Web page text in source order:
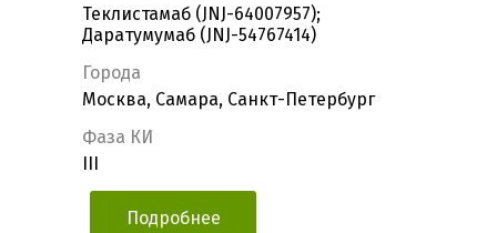
Теклистамаб (JNJ-64007957);
Даратумумаб (JNJ-54767414)
Города
Москва, Самара, Санкт-Петербург
Фаза КИ
Подробнее